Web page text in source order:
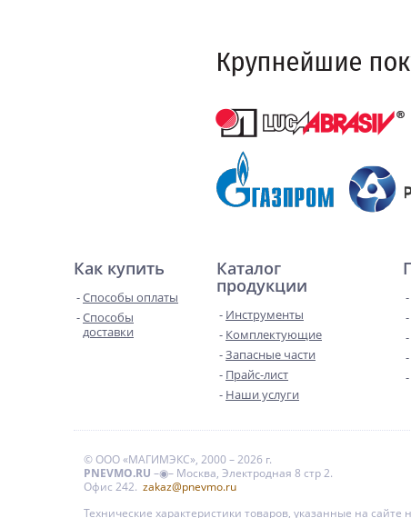
Как купить
Способы оплаты
Способы
доставки
Каталог
продукции
Инструменты
Комплектующие
Запасные части
Прайс-лист
Наши услуги
© ООО «МАГИМЭКС», 2000 – 2026 г.
PNEVMO.RU –◉– Москва, Электродная 8 стр 2.
Офис 242. zakaz@pnevmo.ru
Технические характеристики товаров, указанные на